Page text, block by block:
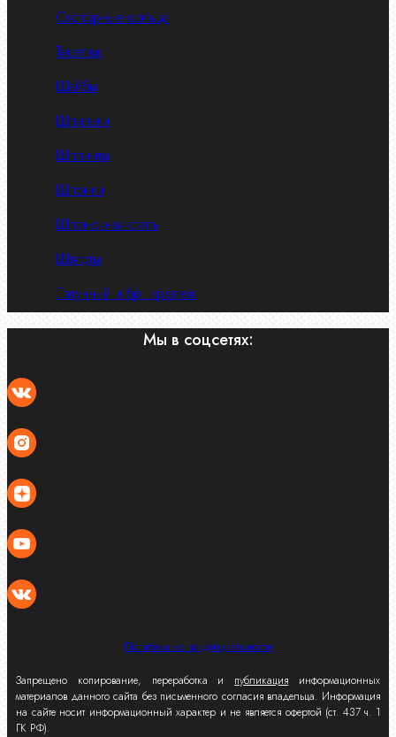
Стопорные кольца
Такелаж
Шайбы
Шпильки
Шплинты
Шпонки
Шпоночная сталь
Штифты
Латунный и бр. крепеж
Мы в соцсетях:
Политика конфиденциальности
Запрещено копирование, переработка и публикация информационных
материалов данного сайта без письменного согласия владельца. Информация
на сайте носит информационный характер и не является офертой (ст. 437 ч. 1
ГК РФ).